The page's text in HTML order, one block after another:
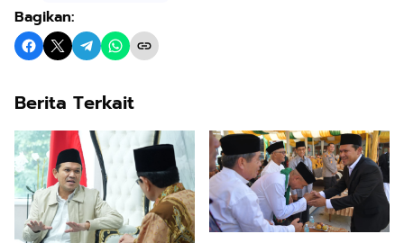
Bagikan:
Berita Terkait